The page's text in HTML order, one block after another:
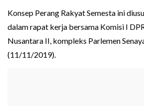
Konsep Perang Rakyat Semesta ini
dalam rapat kerja bersama Komisi I
Nusantara II, kompleks Parlemen
(11/11/2019).